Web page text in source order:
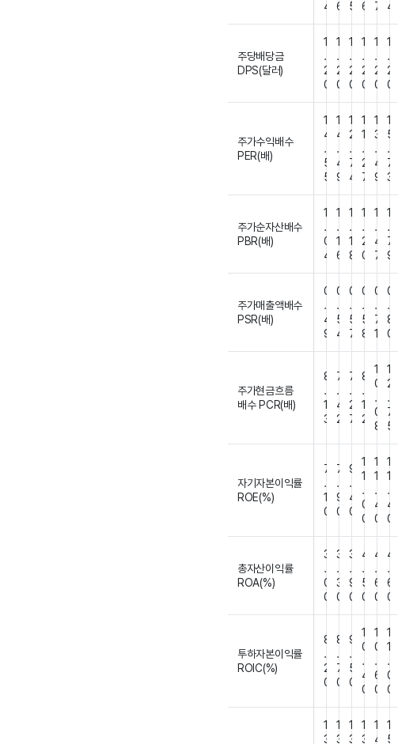
4
6
5
6
7
4
주당배당금
DPS(달러)
1
.
2
0
1
.
2
0
1
.
2
0
1
.
2
0
1
.
2
0
1
.
2
0
주가수익배수
PER(배)
1
4
.
5
5
1
4
.
4
9
1
2
.
7
4
1
1
.
2
7
1
3
.
4
9
1
5
.
7
3
주가순자산배수
PBR(배)
1
.
0
4
1
.
1
6
1
.
1
8
1
.
2
0
1
.
4
7
1
.
7
9
주가매출액배수
PSR(배)
0
.
4
9
0
.
5
4
0
.
5
7
0
.
5
8
0
.
7
1
0
.
8
0
주가현금흐름
배수 PCR(배)
8
.
1
3
7
.
4
2
7
.
2
7
8
.
1
2
1
0
.
0
8
1
2
.
7
5
자기자본이익률
ROE(%)
7
.
1
0
7
.
9
0
9
.
4
0
1
1
.
0
0
1
1
.
4
0
1
1
.
4
0
총자산이익률
ROA(%)
3
.
0
0
3
.
3
0
3
.
9
0
4
.
5
0
4
.
6
0
4
.
6
0
투하자본이익률
ROIC(%)
8
.
2
0
8
.
7
0
9
.
5
0
1
0
.
4
0
1
0
.
6
0
1
1
.
0
0
1
3
1
3
1
3
1
3
1
4
1
5